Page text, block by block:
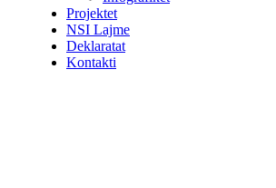
Projektet
NSI Lajme
Deklaratat
Kontakti